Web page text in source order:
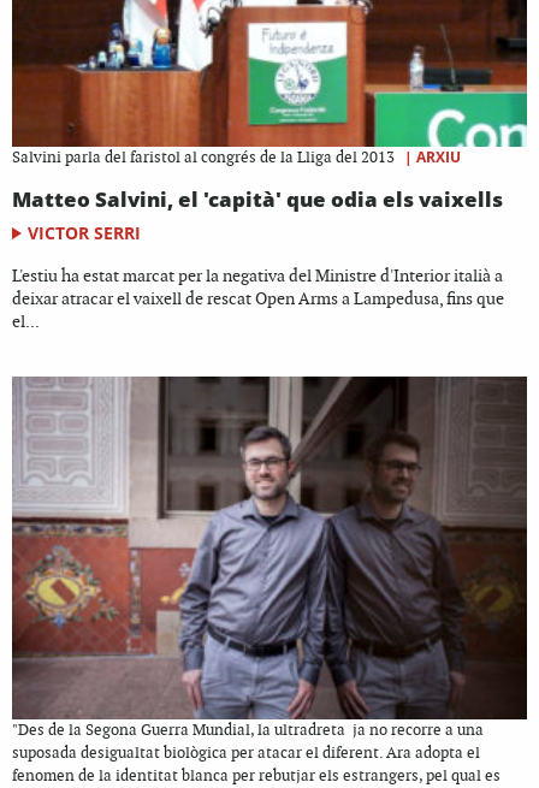
Salvini parla del faristol al congrés de la Lliga del 2013 | ARXIU
Matteo Salvini, el 'capità' que odia els vaixells
VICTOR SERRI
L'estiu ha estat marcat per la negativa del Ministre d'Interior italià a
deixar atracar el vaixell de rescat Open Arms a Lampedusa, fins que
el...
"Des de la Segona Guerra Mundial, la ultradreta ja no recorre a una
suposada desigualtat biològica per atacar el diferent. Ara adopta el
fenomen de la identitat blanca per rebutjar els estrangers, pel qual es